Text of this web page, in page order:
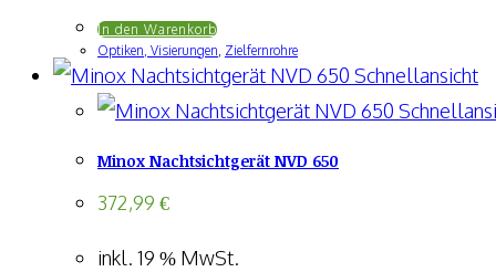
In den Warenkorb
Optiken, Visierungen, Zielfernrohre
Schnellansicht
Minox Nachtsichtgerät NVD 650
372,99 €
inkl. 19 % MwSt.